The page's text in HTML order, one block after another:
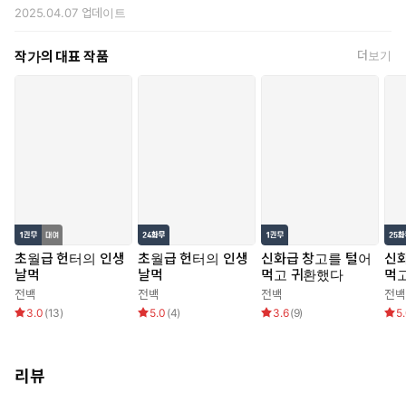
2025.04.07업데이트
작가의 대표 작품 더보기
초월급 헌터의 인생
날먹
전백
3.0 (13)
초월급 헌터의 인생
날먹
전백
5.0 (4)
신화급 창고를 털어
먹고 귀환했다
전백
3.6(9)
신
먹
전백
리뷰